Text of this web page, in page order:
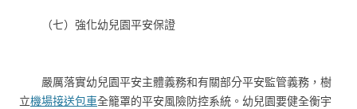
（七）強化幼兒園平安保證
嚴厲落實幼兒園平安主體義務和有關部分平安監管義務，樹
立機場接送包車全籠罩的平安風險防控系統。幼兒園要健全衡宇